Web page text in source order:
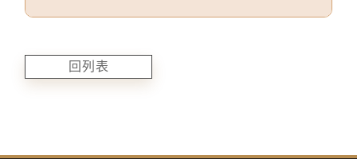
回列表